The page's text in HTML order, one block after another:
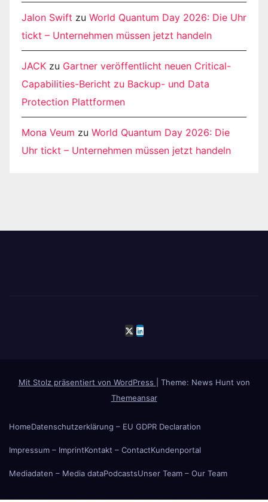
Jalon Swift zu World Quantum Day 2026: Die Uhr
tickt – Unternehmen müssen jetzt handeln
JACK zu Gartner veröffentlicht neuen Critical-
Capabilities-Bericht zu Backup- und Data
Protection Plattformen
Mona Veum zu World Quantum Day 2026: Die
Uhr tickt – Unternehmen müssen jetzt handeln
Mit Stolz präsentiert von WordPress
Theme: News Hunt von
Themeansar
HomeDatenschutzerklärung – EU GDPR Declaration
Impressum – ImprintKontakt – ContactKundenportal
Mediadaten – Media dataPodcastsUnser Team – Our Team